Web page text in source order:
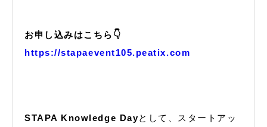
お申し込みはこちら👇
https://stapaevent105.peatix.com
STAPA Knowledge Dayとして、スタートアッ